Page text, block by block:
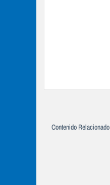
Contenido Relacionado